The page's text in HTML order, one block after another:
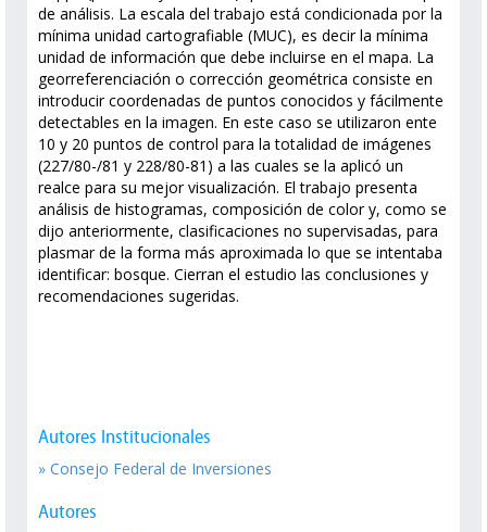
de análisis. La escala del trabajo está condicionada por la
mínima unidad cartografiable (MUC), es decir la mínima
unidad de información que debe incluirse en el mapa. La
georreferenciación o corrección geométrica consiste en
introducir coordenadas de puntos conocidos y fácilmente
detectables en la imagen. En este caso se utilizaron ente
10 y 20 puntos de control para la totalidad de imágenes
(227/80-/81 y 228/80-81) a las cuales se la aplicó un
realce para su mejor visualización. El trabajo presenta
análisis de histogramas, composición de color y, como se
dijo anteriormente, clasificaciones no supervisadas, para
plasmar de la forma más aproximada lo que se intentaba
identificar: bosque. Cierran el estudio las conclusiones y
recomendaciones sugeridas.
Autores Institucionales
» Consejo Federal de Inversiones
Autores